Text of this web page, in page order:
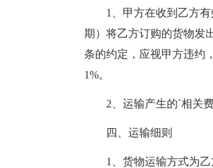
1、甲方在收到乙方有
期）将乙方订购的货物发
条的约定，应视甲方违约
1%。
2、运输产生的`相关费
四、运输细则
1、货物运输方式为乙